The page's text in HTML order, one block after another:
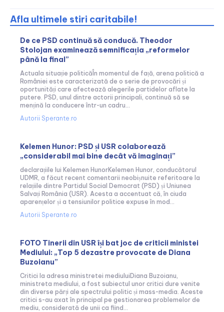
Afla ultimele stiri caritabile!
De ce PSD continuă să conducă. Theodor
Stolojan examinează semnificația „reformelor
până la final”
Actuala situație politicăÎn momentul de față, arena politică a
României este caracterizată de o serie de provocări și
oportunități care afectează alegerile partidelor aflate la
putere. PSD, unul dintre actorii principali, continuă să se
mențină la conducere într-un cadru...
Autorii Sperante.ro
Kelemen Hunor: PSD și USR colaborează
„considerabil mai bine decât vă imaginați”
declarațiile lui Kelemen HunorKelemen Hunor, conducătorul
UDMR, a făcut recent comentarii neobișnuite referitoare la
relațiile dintre Partidul Social Democrat (PSD) și Uniunea
Salvați România (USR). Acesta a accentuat că, în ciuda
aparențelor și a tensiunilor politice expuse în mod...
Autorii Sperante.ro
FOTO Tinerii din USR își bat joc de criticii ministei
Mediului: „Top 5 dezastre provocate de Diana
Buzoianu”
Critici la adresa ministretei mediuluiDiana Buzoianu,
ministreta mediului, a fost subiectul unor critici dure venite
din diverse părți ale spectrului politic și mass-media. Aceste
critici s-au axat în principal pe gestionarea problemelor de
mediu, considerată de unii ca fiind...